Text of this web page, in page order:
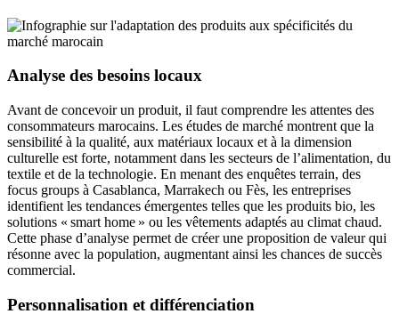
Analyse des besoins locaux
Avant de concevoir un produit, il faut comprendre les attentes des
consommateurs marocains. Les études de marché montrent que la
sensibilité à la qualité, aux matériaux locaux et à la dimension
culturelle est forte, notamment dans les secteurs de l’alimentation, du
textile et de la technologie. En menant des enquêtes terrain, des
focus groups à Casablanca, Marrakech ou Fès, les entreprises
identifient les tendances émergentes telles que les produits bio, les
solutions « smart home » ou les vêtements adaptés au climat chaud.
Cette phase d’analyse permet de créer une proposition de valeur qui
résonne avec la population, augmentant ainsi les chances de succès
commercial.
Personnalisation et différenciation